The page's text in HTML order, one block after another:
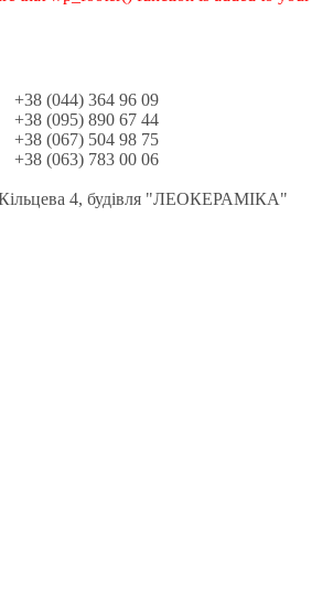
+38 (044) 364 96 09
+38 (095) 890 67 44
+38 (067) 504 98 75
+38 (063) 783 00 06
4, будівля "ЛЕОКЕРАМІКА"